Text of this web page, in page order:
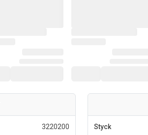
3220200 Styck